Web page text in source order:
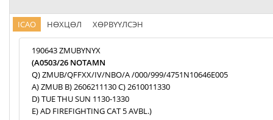
ICAO НӨХЦӨЛ ХӨРВҮҮЛСЭН
190643 ZMUBYNYX
(A0503/26 NOTAMN
Q) ZMUB/QFFXX/IV/NBO/A /000/999/4751N10646E005
A) ZMUB B) 2606211130 C) 2610011330
D) TUE THU SUN 1130-1330
E) AD FIREFIGHTING CAT 5 AVBL.)